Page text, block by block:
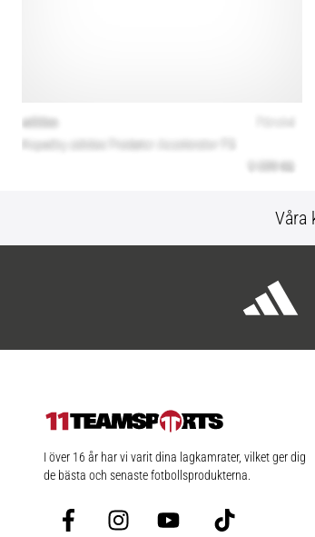
Våra
11teamsports.se
I över 16 år har vi varit dina lagkamrater, vilket ger dig
de bästa och senaste fotbollsprodukterna.
FacebookInstagramYouTubeTikTok